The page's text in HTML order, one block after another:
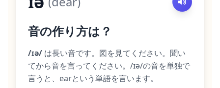
音の作り方は？
/ɪə/ は長い音です。図を見てください。聞い
てから音を言ってください。/ɪə/の音を単独で
言うと、earという単語を言います。